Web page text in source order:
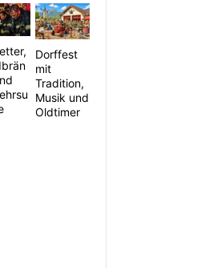
Dorffest
mit
Tradition,
Musik und
Oldtimer